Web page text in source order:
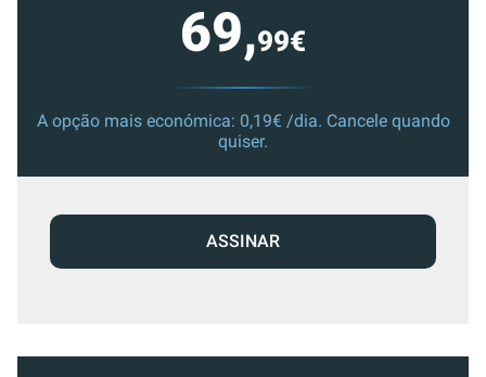
69,99€
A opção mais económica: 0,19€ /dia. Cancele quando
quiser.
ASSINAR